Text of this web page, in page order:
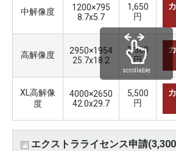
中解像度
1200×795
8.7x5.7
1,650
円
高解像度
2950×1954
25.7x18.2
3,300
円
XL高解像
度
4000×2650
42.0x29.7
5,500
円
エクストラライセンス申請
scrollable